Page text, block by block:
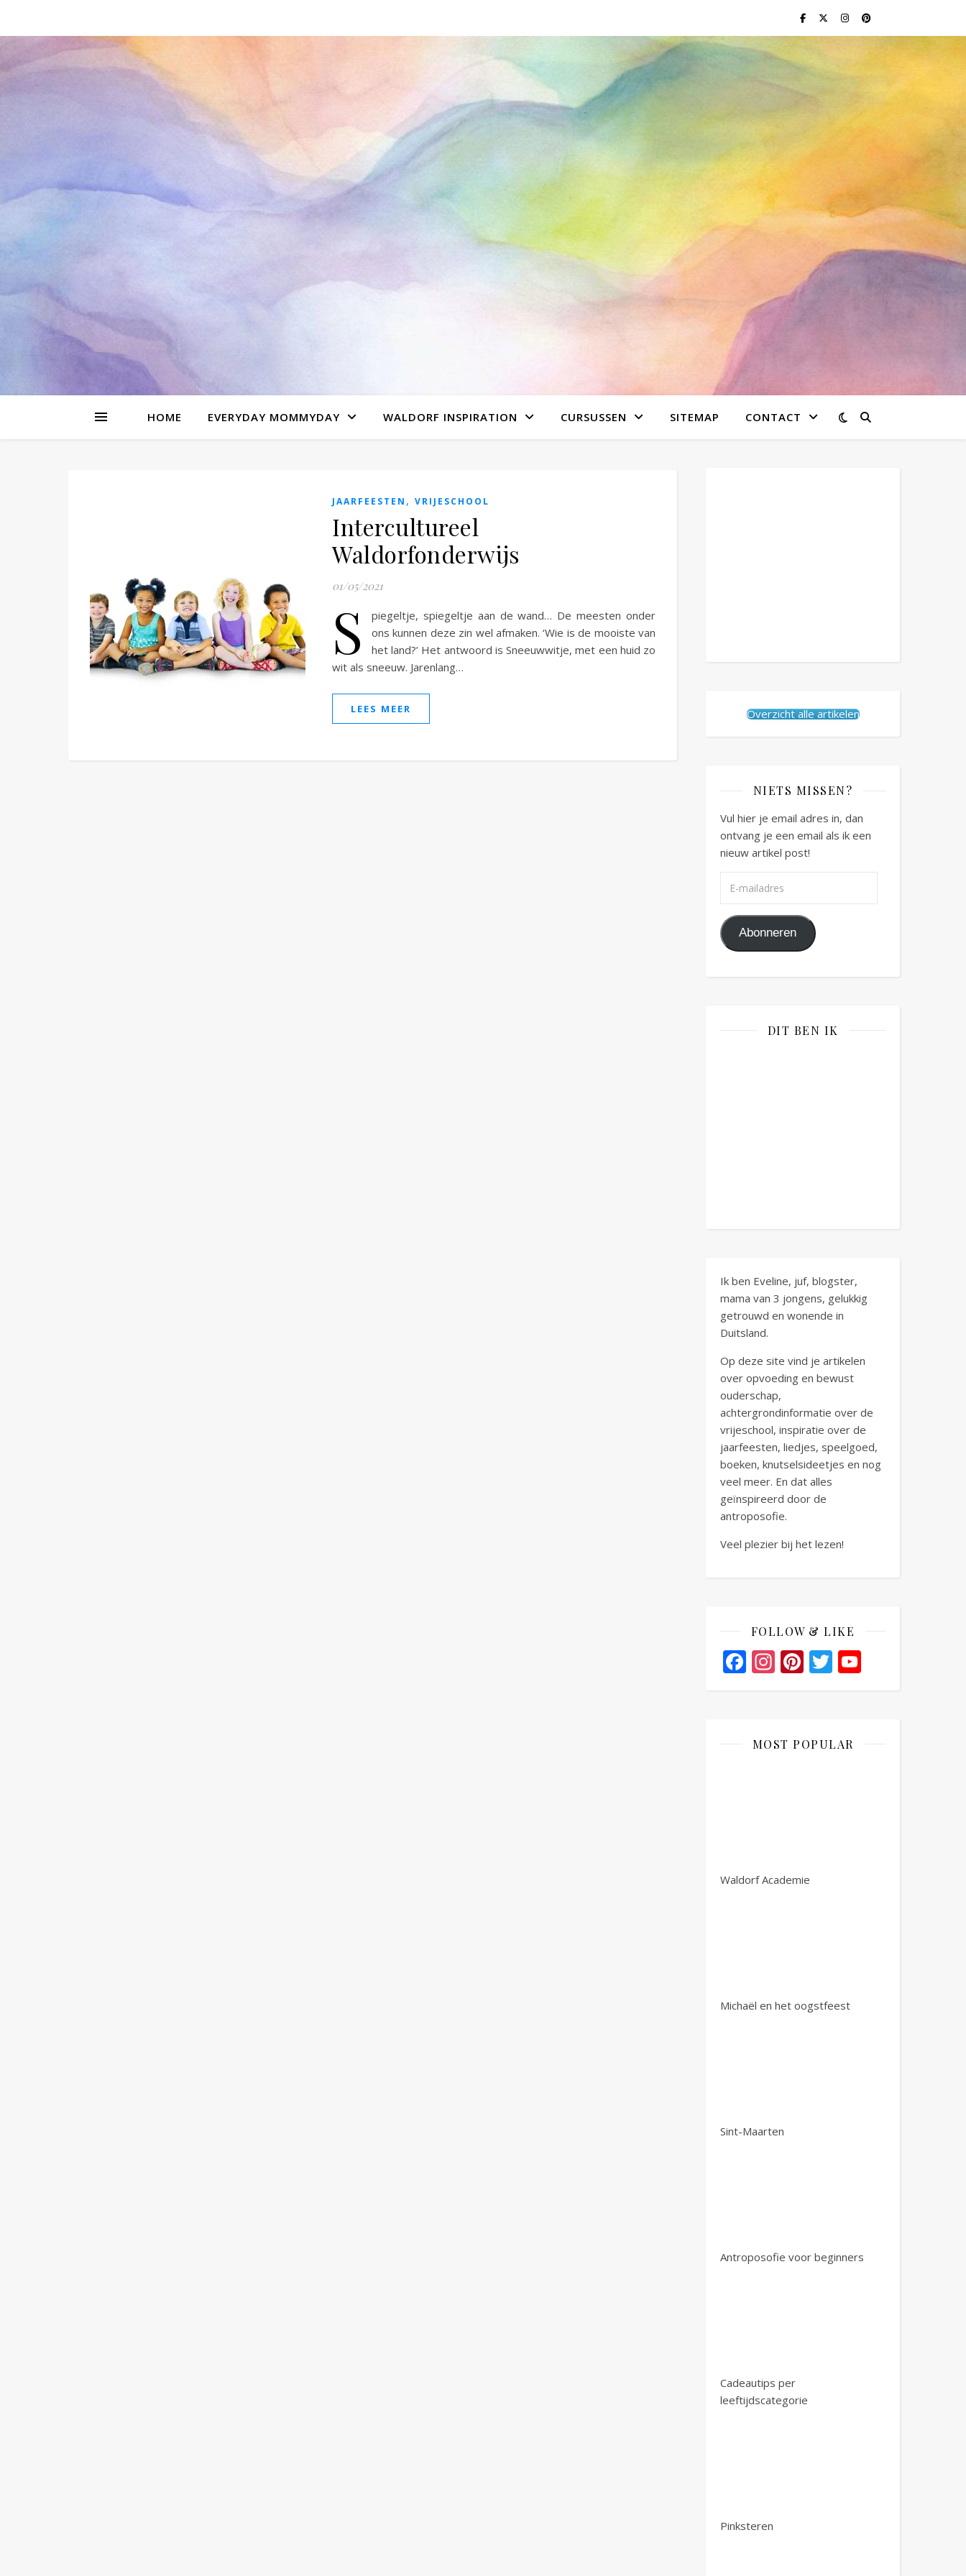
HOME EVERYDAY MOMMYDAY WALDORF INSPIRATION CURSUSSEN SITEMAP CONTACT
JAARFEESTEN , VRIJESCHOOL
Intercultureel
Waldorfonderwijs
01/05/2021
S
piegeltje, spiegeltje aan de wand… De meesten onder
ons kunnen deze zin wel afmaken. ‘Wie is de mooiste van
het land?’ Het antwoord is Sneeuwwitje, met een huid zo
wit als sneeuw. Jarenlang…
LEES MEER Overzicht alle artikelen
NIETS MISSEN?
Vul hier je email adres in, dan
ontvang je een email als ik een
nieuw artikel post!
Abonneren
DIT BEN IK
Ik ben Eveline, juf, blogster,
mama van 3 jongens, gelukkig
getrouwd en wonende in
Duitsland.
Op deze site vind je artikelen
over opvoeding en bewust
ouderschap,
achtergrondinformatie over de
vrijeschool, inspiratie over de
jaarfeesten, liedjes, speelgoed,
boeken, knutselsideetjes en nog
veel meer. En dat alles
geïnspireerd door de
antroposofie.
Veel plezier bij het lezen!
FOLLOW & LIKE
Facebook
Instagram
Pinterest
Twitter
Channel
MOST POPULAR
Waldorf Academie
Michaël en het oogstfeest
Sint-Maarten
Antroposofie voor beginners
Cadeautips per
leeftijdscategorie
Pinksteren